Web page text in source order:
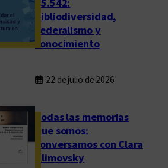
bibliodiversidad,
federalismo y
conocimiento
22 de julio de 2026
Todas las memorias
que somos:
conversamos con Clara
Klimovsky